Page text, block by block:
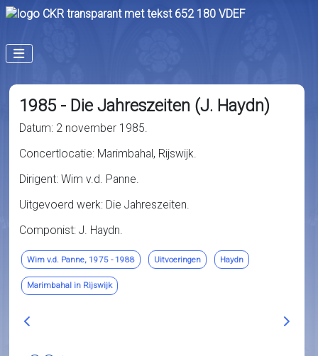
1985 - Die Jahreszeiten (J. Haydn)
Datum: 2 november 1985.
Concertlocatie: Marimbahal, Rijswijk.
Dirigent: Wim v.d. Panne.
Uitgevoerd werk: Die Jahreszeiten.
Componist: J. Haydn.
Wim v.d. Panne, 1975 - 1988 Uitvoeringen Haydn
Marimbahal in Rijswijk
Vorig artikel: 1986 - Johannes Passion (J.S. Bach)